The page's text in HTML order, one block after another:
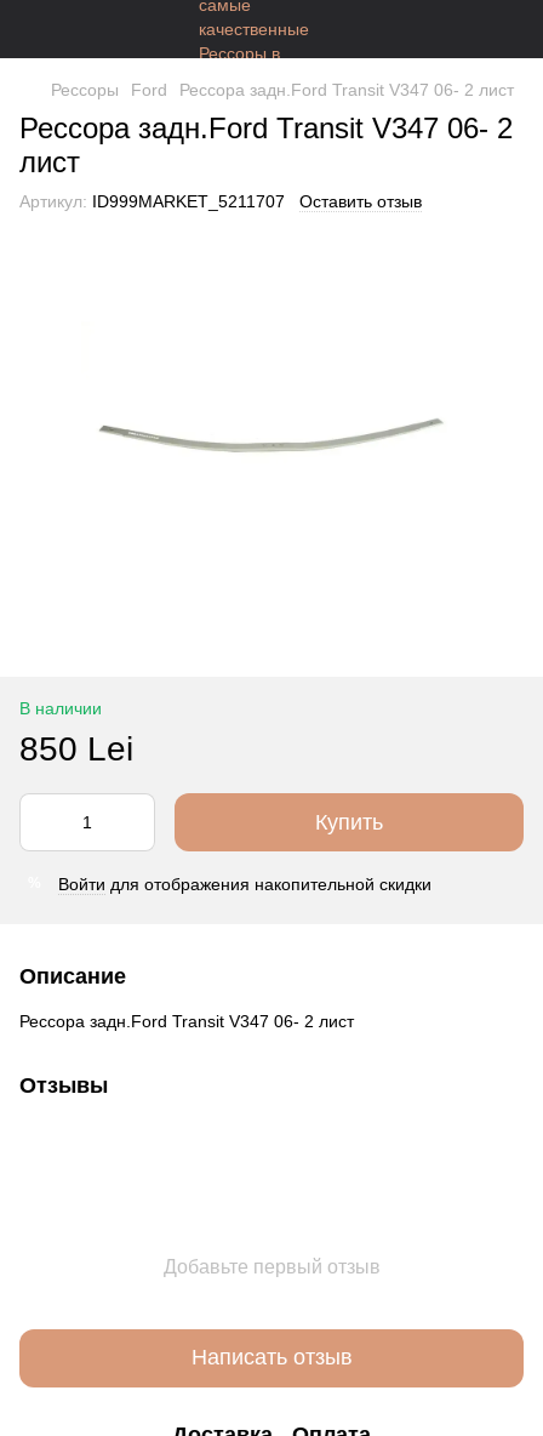
Рессоры Ford Рессора задн.Ford Transit V347 06- 2 лист
Рессора задн.Ford Transit V347 06- 2
лист
Артикул: ID999MARKET_5211707 Оставить отзыв
В наличии
850 Lei
Купить
Войти для отображения накопительной скидки
Описание
Рессора задн.Ford Transit V347 06- 2 лист
Отзывы
Добавьте первый отзыв
Написать отзыв